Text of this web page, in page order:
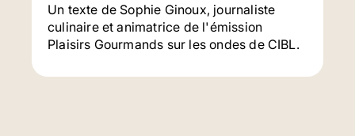
Un texte de Sophie Ginoux, journaliste
culinaire et animatrice de l'émission
Plaisirs Gourmands sur les ondes de CIBL.